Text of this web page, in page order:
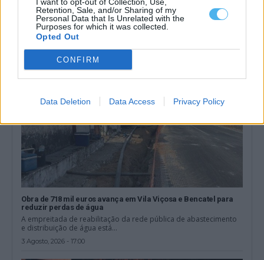
Retention, Sale, and/or Sharing of my
Personal Data that Is Unrelated with the
Purposes for which it was collected.
Opted Out
CONFIRM
Data Deletion Data Access Privacy Policy
O Município de Vila Viçosa iniciou os trabalhos de terraplanagem
do Campo de Futebol...
4 Agosto, 2026 - 20:00
Obra de 718 mil euros avança em Vila Viçosa e Bencatel para
reduzir perdas de água
A empreitada de reabilitação da rede pública de abastecimento
e distribuição de água está...
3 Agosto, 2026 - 17:00